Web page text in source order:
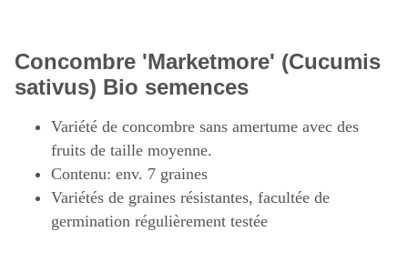
Concombre 'Marketmore' (Cucumis
sativus) Bio semences
Variété de concombre sans amertume avec des
fruits de taille moyenne.
Contenu: env. 7 graines
Variétés de graines résistantes, facultée de
germination régulièrement testée